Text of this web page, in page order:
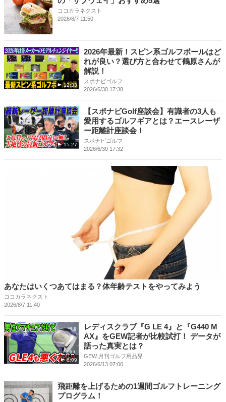
ココカラネクスト
2026/8/7 11:50
12:33
2026年最新！スピン系ゴルフボールはど
れが良い？選び方と合わせて鶴原さんが
解説！
スポナビゴルフ
2026/6/30 17:38
15:27
【スポナビGolf座談会】有識者の3人も
愛用するゴルフギアとは？エースレーザ
ー距離計座談会！
スポナビゴルフ
2026/6/30 17:32
あなたはいくつあてはまる？体年齢テストをやってみよう
ココカラネクスト
2026/8/7 11:40
6:09
レディスクラブ『G LE 4』と『G440 M
AX』をGEW記者が比較試打！ データが
語った真実とは？
GEW 月刊ゴルフ用品界
2026/6/13 07:00
飛距離を上げるための1週間ゴルフトレーニング
プログラム！